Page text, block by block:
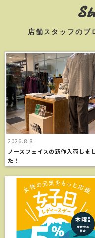
店舗スタッフのブ
2026.8.8
ノースフェイスの新作入荷しまし
た！